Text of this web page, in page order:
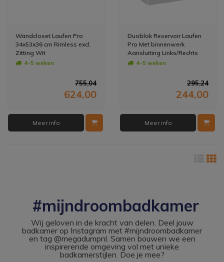
Wandcloset Laufen Pro
34x53x36 cm Rimless excl.
Zitting Wit
4-5 weken
755,04
624,00
Meer info
Duoblok Reservoir Laufen
Pro Met binnenwerk
Aansluiting Links/Rechts
Wit4-5 weken
295,24
244,00
Meer info
#mijndroombadkamer
Wij geloven in de kracht van delen. Deel jouw
badkamer op Instagram met #mijndroombadkamer
en tag @megadumpnl. Samen bouwen we een
inspirerende omgeving vol met unieke
badkamerstijlen. Doe je mee?